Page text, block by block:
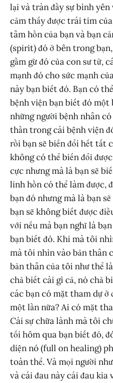
lại và tràn đầy sự bình
cảm thấy được trái tim
tâm hồn của bạn và bạn
(spirit) đó ở bên trong
gầm gừ đó của con sư tử,
mạnh đó cho sức mạnh
này bạn biết đó. Bạn có
bệnh viện bạn biết đó
những người bệnh nhân
thần trong cái bệnh viện
rồi bạn sẽ biến đổi hết tất
không có thể biến đổi
cực nhưng mà là bạn sẽ
linh hồn có thể làm được,
bạn đó nhưng mà là bạn
bạn sẽ không biết được
với nếu mà bạn nghĩ là
bạn biết đó. Khi mà tôi
mà tôi nhìn vào bản thân
bản thân của tôi như thể
chả biết cái gì cả, nó chả
các bạn có mặt tham dự
một lần nữa? Ai có mặt
Cái sự chữa lành mà tôi
tối hôm qua bạn biết đó,
diện nó (full on healing)
toàn thể. Và mọi người
và cái đau này cái đau kia